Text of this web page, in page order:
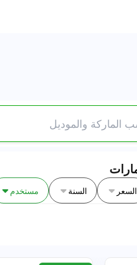
السعر السنة مستخدم